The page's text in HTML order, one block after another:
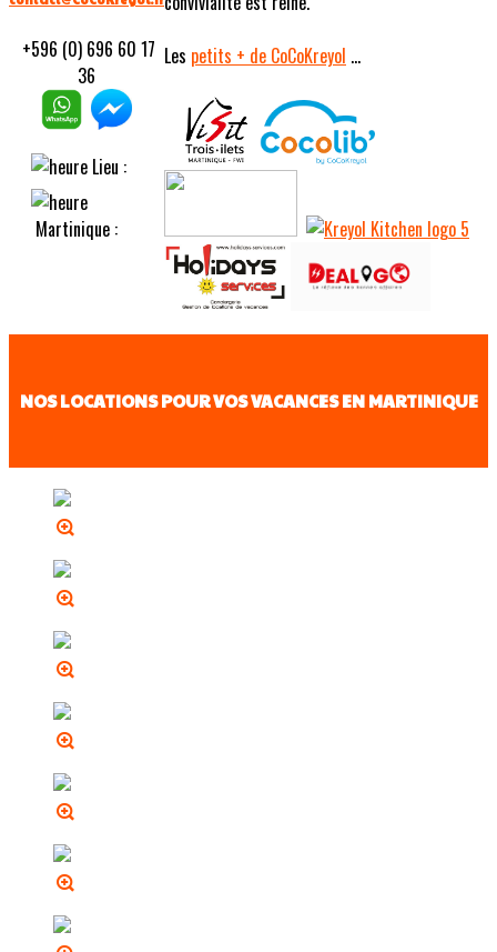
+596 (0) 696 60 17
36
Lieu :
Martinique :
Les petits + de CoCoKreyol ...
NOS LOCATIONS POUR VOS VACANCES EN MARTINIQUE